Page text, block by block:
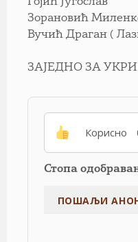
Зорановић
Вучић Драган (
ЗАЈЕДНО ЗА
Корисно
Стопа